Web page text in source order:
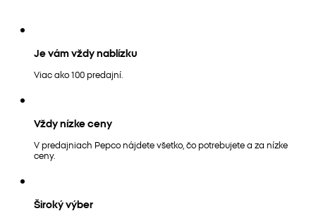
Je vám vždy nablízku
Viac ako 100 predajní.
Vždy nízke ceny
V predajniach Pepco nájdete všetko, čo potrebujete a za nízke
ceny.
Široký výber